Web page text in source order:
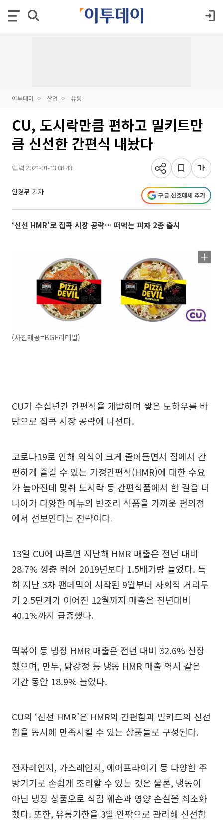
이투데이 산업 유통
CU, 도시락만큼 편하고 밀키트만
큼 신선한 간편식 내놨다
입력 2021-01-13 08:43
안경무 기자 구글 선호매체 추가
‘신선 HMR’로 집콕 시장 공략… 떠먹는 피자 2종 출시
(사진제공=BGF리테일)
CU가 수십년간 간편식을 개발하며 쌓은 노하우를 바
탕으로 집콕 시장 공략에 나선다.
코로나19로 인해 외식이 크게 줄어들면서 집에서 간
편하게 즐길 수 있는 가정간편식(HMR)에 대한 수요
가 높아진데 맞춰 도시락 등 간편식품에서 한 걸음 더
나아가 다양한 메뉴의 반조리 식품을 가까운 편의점
에서 선보인다는 전략이다.
13일 CU에 따르면 지난해 HMR 매출은 전년 대비
28.7% 껑충 뛰어 2019년보다 1.5배가량 늘었다. 특
히 지난 3차 팬데믹이 시작된 9월부터 사회적 거리두
기 2.5단계가 이어진 12월까지 매출은 전년대비
40.1%까지 급증했다.
떡볶이 등 냉장 HMR 매출은 전년 대비 32.6% 신장
했으며, 만두, 닭강정 등 냉동 HMR 매출 역시 같은
기간 동안 18.9% 늘었다.
CU의 ‘신선 HMR’은 HMR의 간편함과 밀키트의 신선
함을 동시에 만족시킬 수 있는 상품들로 구성된다.
전자레인지, 가스레인지, 에어프라이기 등 다양한 주
방기기로 손쉽게 조리할 수 있는 것은 물론, 냉동이
아닌 냉장 상품으로 식감 훼손과 영양 손실을 최소화
했다. 또한, 유통기한을 3일 안팎으로 관리해 신선함